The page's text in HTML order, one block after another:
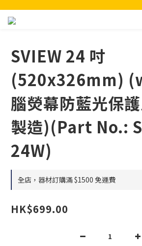
SVIEW 24 吋
(520x326mm)
腦熒幕防藍光保
製造)(Part No.:
24W)
全店，器材訂購滿 $1500 免運費
HK$699.00